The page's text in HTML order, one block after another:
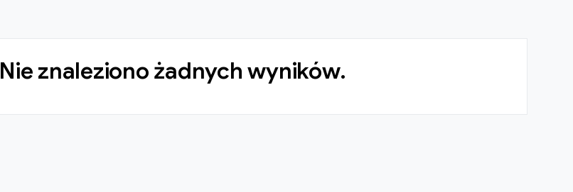
Nie znaleziono żadnych wyników.